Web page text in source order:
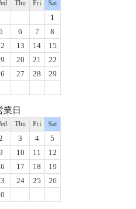
Thu Fri Sat
1
6 7
8
13 14
15
20 21
22
27 28
29
業日
Thu Fri Sat
3 4
5
10 11
12
17 18
19
24 25
26